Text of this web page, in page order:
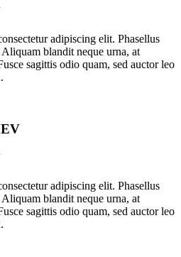
adipiscing elit. Phasellus
Aliquam blandit neque urna, at
sagittis odio quam, sed auctor leo
adipiscing elit. Phasellus
Aliquam blandit neque urna, at
sagittis odio quam, sed auctor leo